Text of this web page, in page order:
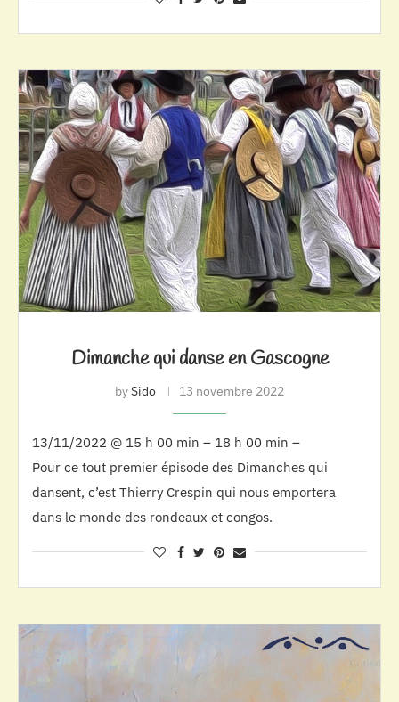
Dimanche qui danse en Gascogne
bySido 13 novembre 2022
13/11/2022 @ 15 h 00 min – 18 h 00 min –
Pour ce tout premier épisode des Dimanches qui
dansent, c’est Thierry Crespin qui nous emportera
dans le monde des rondeaux et congos.